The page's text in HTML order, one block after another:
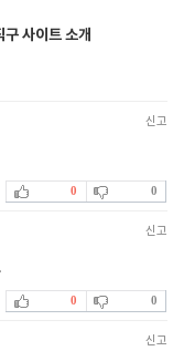
사이트 소개
신고
0 0
신고
0 0
신고